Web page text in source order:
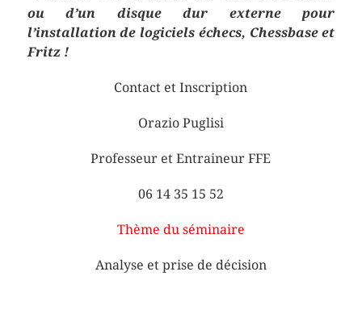
ou d’un disque dur externe pour
l’installation de logiciels échecs, Chessbase et
Fritz !
Contact et Inscription
Orazio Puglisi
Professeur et Entraineur FFE
06 14 35 15 52
Thème du séminaire
Analyse et prise de décision